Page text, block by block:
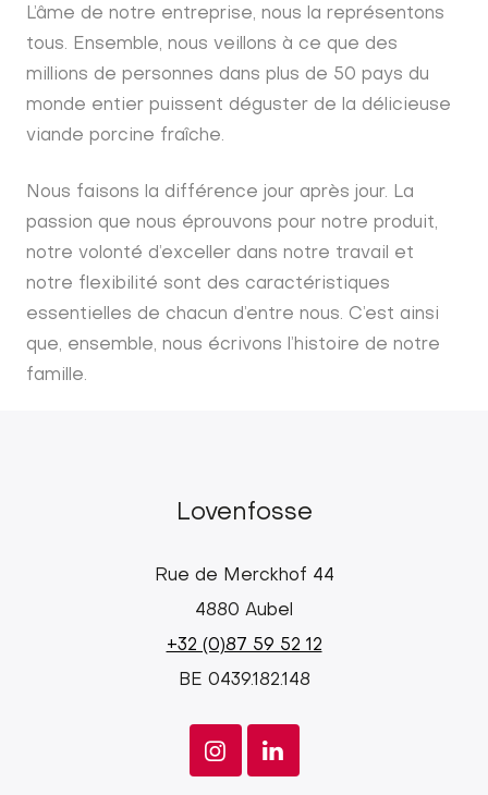
L’âme de notre entreprise, nous la représentons
tous. Ensemble, nous veillons à ce que des
millions de personnes dans plus de 50 pays du
monde entier puissent déguster de la délicieuse
viande porcine fraîche.
Nous faisons la différence jour après jour. La
passion que nous éprouvons pour notre produit,
notre volonté d’exceller dans notre travail et
notre flexibilité sont des caractéristiques
essentielles de chacun d’entre nous. C’est ainsi
que, ensemble, nous écrivons l’histoire de notre
famille.
Lovenfosse
Rue de Merckhof 44
4880 Aubel
+32 (0)87 59 52 12
BE 0439.182.148